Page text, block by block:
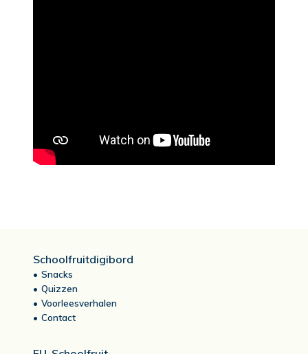
Schoolfruitdigibord
Snacks
Quizzen
Voorleesverhalen
Contact